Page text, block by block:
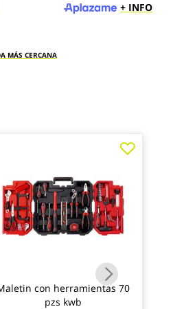
+ INFO
MÁS CERCANA
con herramientas 70
pzs kwb